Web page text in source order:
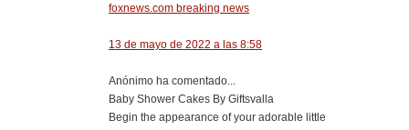
foxnews.com breaking news
13 de mayo de 2022 a las 8:58
Anónimo ha comentado...
Baby Shower Cakes By Giftsvalla
Begin the appearance of your adorable little